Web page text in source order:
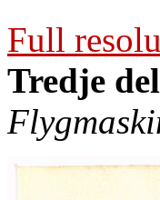
Full
Tredje